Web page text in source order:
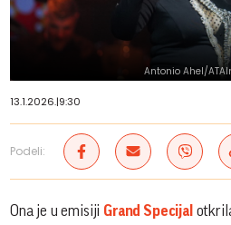
Antonio Ahel/
13.1.2026.|9:30
Podeli:
Ona je u emisiji Grand Specijal